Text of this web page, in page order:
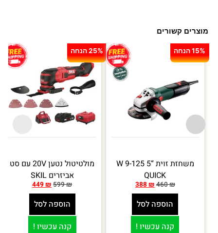
מוצרים קשורים
25% הנחה
מולטיטול נטען 20V עם סט
אביזרים SKIL
599₪
449₪
הוספה לסל
קנה עכשיו !
15% הנחה
משחזת זוית “5 W 9-125
QUICK
460₪
388₪
הוספה לסל
קנה עכשיו !